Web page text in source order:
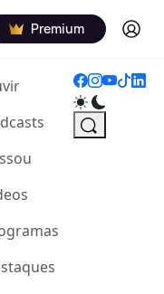
Premium Log in
(current)